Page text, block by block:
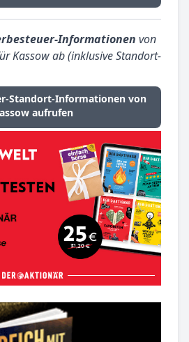
Informationen von
Kassow ab (inklusive Standort-
Standort-Informationen von
aufrufen